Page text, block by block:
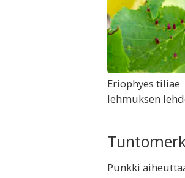
Eriophyes tiliae
lehmuksen
Punkki